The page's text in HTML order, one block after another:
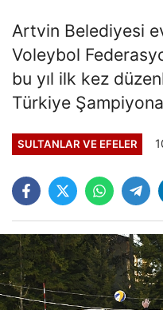
Artvin Belediyesi
Voleybol
bu yıl ilk kez
Türkiye
SULTANLAR VE EFELER